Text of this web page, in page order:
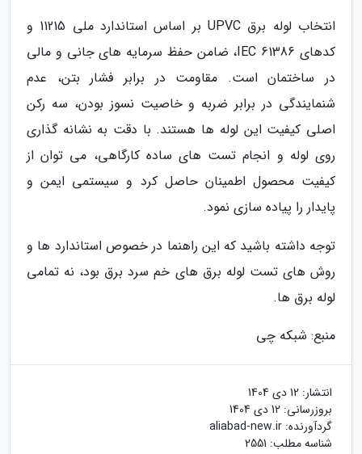
انتخاب لوله برق UPVC بر اساس استاندارد ملی 11215 و
کدهای IEC 61386، ضامن حفظ سرمایه های جانی و مالی
در ساختمان است. مقاومت در برابر فشار بتن، عدم
شنمایندگی در برابر ضربه و خاصیت نسوز بودن، سه رکن
اصلی کیفیت این لوله ها هستند. با دقت به نشانه گذاری
روی لوله و انجام تست های ساده کارگاهی، می توان از
کیفیت محصول اطمینان حاصل کرد و سیستمی ایمن و
پایدار را پیاده سازی نمود.
توجه داشته باشید که این راهنما در خصوص استاندارد ها و
روش های تست لوله برق های خم سرد برق بود، نه تمامی
لوله برق ها.
منبع: شبکه چی
انتشار: 12 دی 1404
بروزرسانی: 12 دی 1404
گردآورنده: aliabad-new.ir
شناسه مطلب: 2551